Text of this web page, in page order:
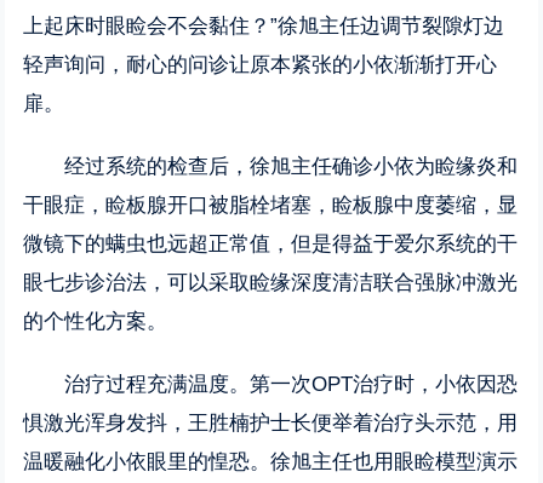
上起床时眼睑会不会黏住？”徐旭主任边调节裂隙灯边
轻声询问，耐心的问诊让原本紧张的小依渐渐打开心
扉。
经过系统的检查后，徐旭主任确诊小依为睑缘炎和
干眼症，睑板腺开口被脂栓堵塞，睑板腺中度萎缩，显
微镜下的螨虫也远超正常值，但是得益于爱尔系统的干
眼七步诊治法，可以采取睑缘深度清洁联合强脉冲激光
的个性化方案。
治疗过程充满温度。第一次OPT治疗时，小依因恐
惧激光浑身发抖，王胜楠护士长便举着治疗头示范，用
温暖融化小依眼里的惶恐。徐旭主任也用眼睑模型演示